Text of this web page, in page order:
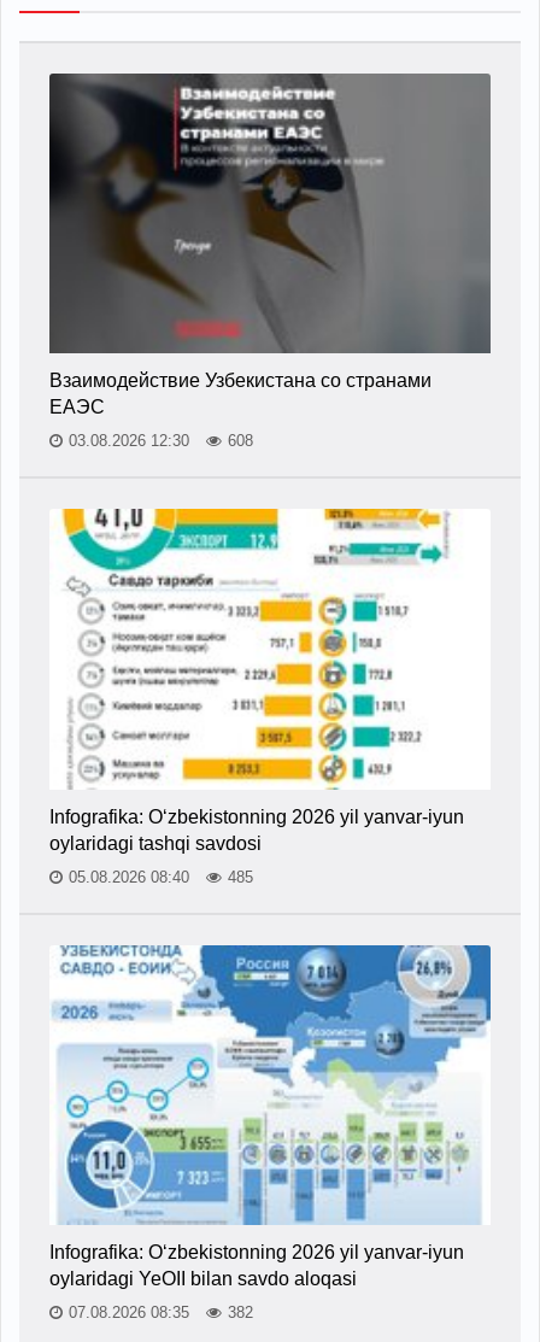
Взаимодействие Узбекистана со странами
ЕАЭС
03.08.2026 12:30 608
Infografika: O‘zbekistonning 2026 yil yanvar-iyun
oylaridagi tashqi savdosi
05.08.2026 08:40 485
Infografika: O‘zbekistonning 2026 yil yanvar-iyun
oylaridagi YeOII bilan savdo aloqasi
07.08.2026 08:35 382